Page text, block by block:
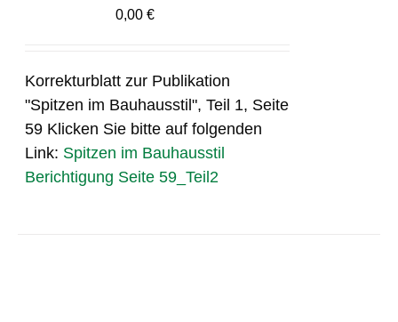
0,00€
Korrekturblatt zur Publikation
"Spitzen im Bauhausstil", Teil 1, Seite
59 Klicken Sie bitte auf folgenden
Link: Spitzen im Bauhausstil
Berichtigung Seite 59_Teil2